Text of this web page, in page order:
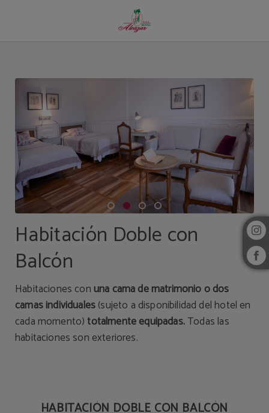
Habitación Doble con
Balcón
Habitaciones conuna cama de matrimonio o dos
camas individuales(sujeto a disponibilidad del hotel en
cada momento)totalmente equipadas.Todas las
habitaciones son exteriores.
HABITACIÓN DOBLE CON BALCÓN